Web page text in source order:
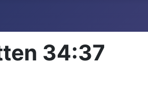
34:37